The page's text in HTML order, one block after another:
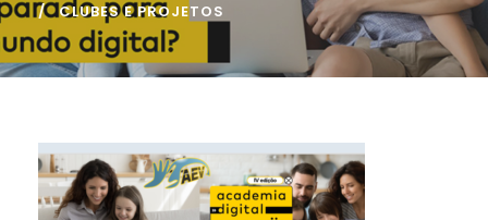
CLUBES E PROJETOS